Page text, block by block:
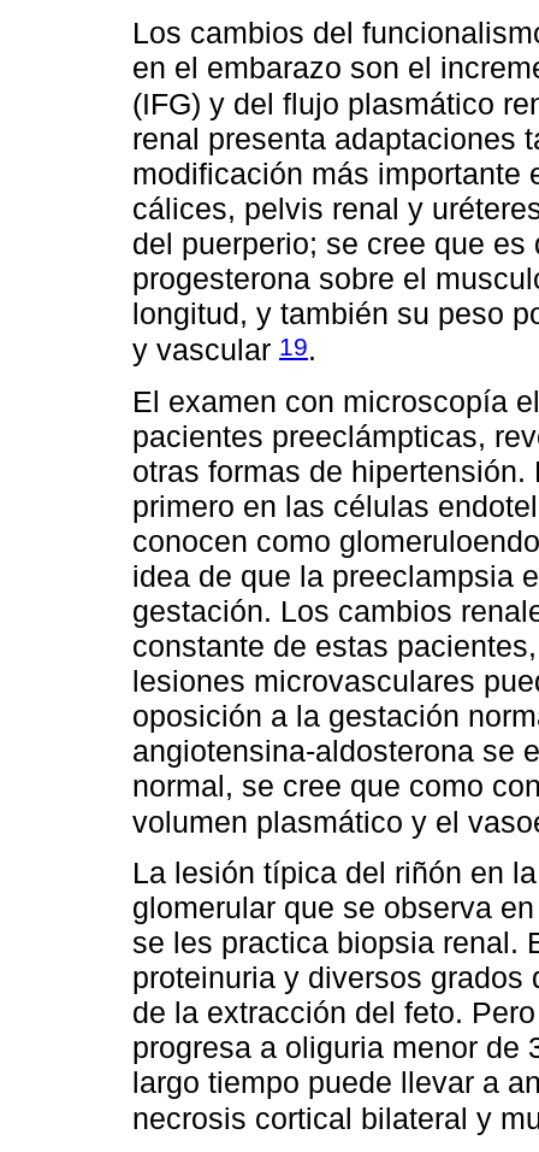
Los cambios del
en el embarazo son el
(IFG) y del flujo plasmático
renal presenta adaptaciones
modificación más importante
cálices, pelvis renal y
del puerperio; se cree que
progesterona sobre el
longitud, y también su peso
y vascular 19.
El examen con microscopía
pacientes preeclámpticas,
otras formas de
primero en las células
conocen como
idea de que la preeclampsia
gestación. Los cambios
constante de estas
lesiones microvasculares
oposición a la gestación
angiotensina-aldosterona se
normal, se cree que como
volumen plasmático y el
La lesión típica del riñón en
glomerular que se observa
se les practica biopsia renal.
proteinuria y diversos
de la extracción del feto.
progresa a oliguria menor de
largo tiempo puede llevar a
necrosis cortical bilateral y